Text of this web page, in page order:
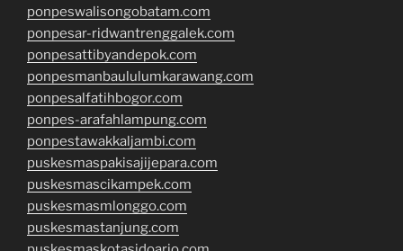
ponpeswalisongobatam.com
ponpesar-ridwantrenggalek.com
ponpesattibyandepok.com
ponpesmanbaululumkarawang.com
ponpesalfatihbogor.com
ponpes-arafahlampung.com
ponpestawakkaljambi.com
puskesmaspakisajijepara.com
puskesmascikampek.com
puskesmasmlonggo.com
puskesmastanjung.com